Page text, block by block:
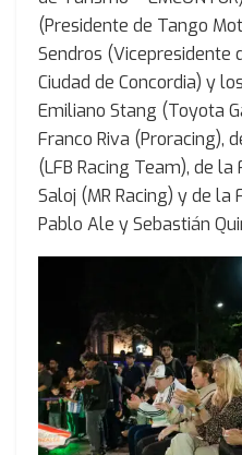
(Presidente de Tango
Sendros (Vicepresidente
Ciudad de Concordia) y
Emiliano Stang (Toyota
Franco Riva (Proracing),
(LFB Racing Team), de
Saloj (MR Racing) y de la
Pablo Ale y Sebastián